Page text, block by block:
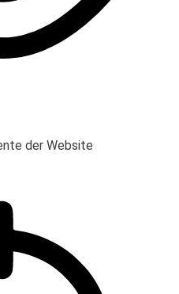
der Website